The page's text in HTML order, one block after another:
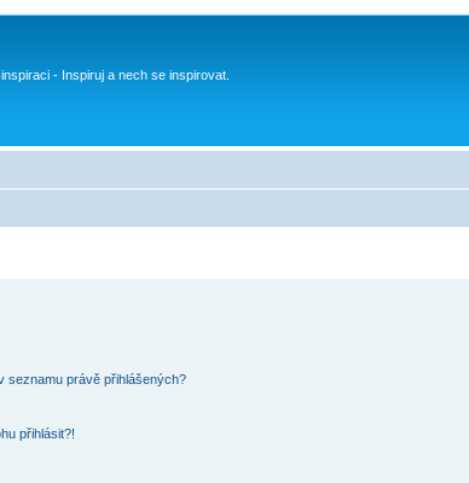
- Inspiruj a nech se inspirovat.
seznamu právě přihlášených?
přihlásit?!